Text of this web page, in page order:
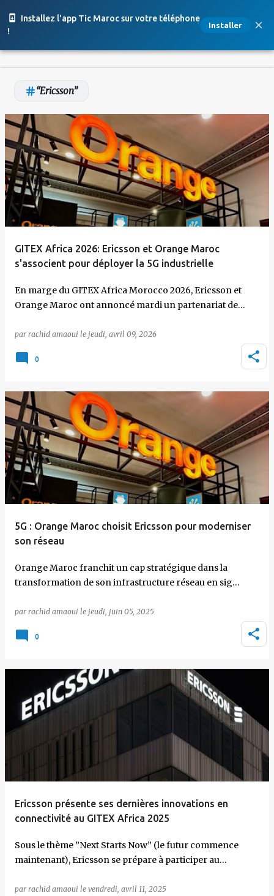
Installez l'app Tic Maroc sur votre téléphone
!
Installer
Accéder au contenu principal
Ericsson
A
r
t
c
GITEX Africa 2026: Ericsson et Orange Maroc
s'associent pour déployer la 5G industrielle
En marge du GITEX Africa Morocco 2026, Ericsson et
Orange Maroc ont annoncé mardi un partenariat de…
par rachid amaoui le jeudi, avril 09, 2026
0
5G : Orange Maroc choisit Ericsson pour moderniser
son réseau
Orange Maroc franchit un cap stratégique dans la
transformation de son infrastructure réseau en sig…
par rachid amaoui le jeudi, juin 05, 2025
0
Ericsson présente ses dernières innovations en
connectivité au GITEX Africa 2025
Sous le thème ”Next Starts Now” (le futur commence
maintenant), Ericsson se prépare à participer au…
par rachid amaoui le vendredi, avril 11, 2025